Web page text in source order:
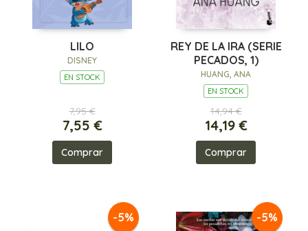
LILO
DISNEY
EN STOCK
7,95 €
7,55 €
Comprar
REY DE LA IRA (SERIE
PECADOS, 1)
HUANG, ANA
EN STOCK
14,94 €
14,19 €
Comprar
-5% -5%